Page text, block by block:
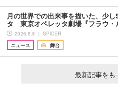
月の世界での出来事を描いた、少
タ 東京オペレッタ劇場『フラウ・
2026.8.8 ｜ SPICER
ニュース
舞台
最新記事をも